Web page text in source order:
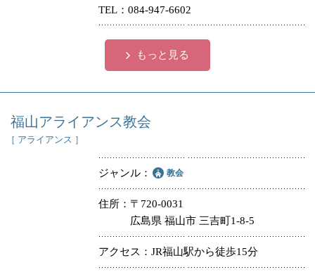
TEL 084-947-6602
もっと見る
福山アライアンス教会
［ アライアンス ］
ジャンル 教会
住所
〒720-0031
広島県 福山市 三吉町1-8-5
アクセス JR福山駅から徒歩15分